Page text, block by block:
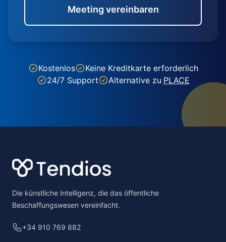
Meeting vereinbaren
Kostenlos
Keine Kreditkarte erforderlich
24/7 Support
Alternative zu PLACE
Die künstliche Intelligenz, die das öffentliche
Beschaffungswesen vereinfacht.
+34 910 769 882